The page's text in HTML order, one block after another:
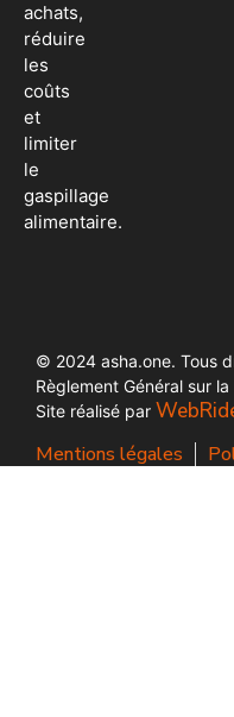
achats,
réduire
les
coûts
et
limiter
le
gaspillage
alimentaire.
© 2024 asha.one. Tous
Règlement Général sur
Site réalisé par
Mentions légales